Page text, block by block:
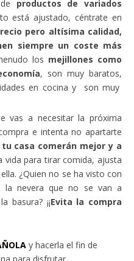
productos de variados
está ajustado, céntrate en
pero altísima calidad,
siempre un coste más
los mejillones como
, son muy baratos,
en cocina y son muy
vas a necesitar la próxima
e intenta no apartarte
casa comerán mejor y a
vida para tirar comida, ajusta
¿Quien no se ha visto con
nevera que no se van a
basura? ¡¡Evita la compra
y hacerla el fin de